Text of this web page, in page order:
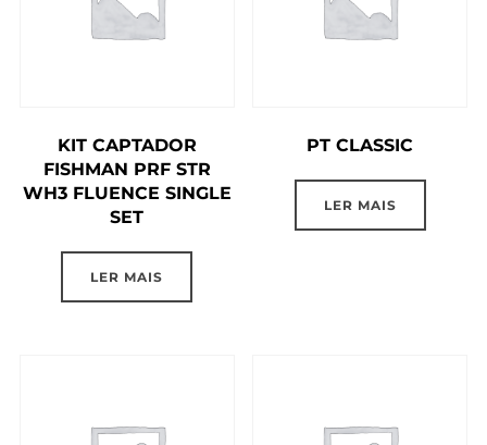
KIT CAPTADOR
FISHMAN PRF STR
WH3 FLUENCE SINGLE
SET
LER MAIS
PT CLASSIC
LER MAIS